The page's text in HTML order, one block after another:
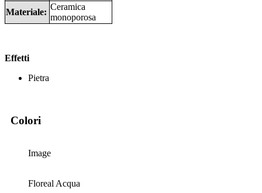
Materiale:
Ceramica
monoporosa
Effetti
Pietra
Colori
Image
Floreal Acqua